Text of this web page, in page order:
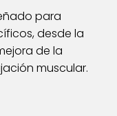
para
desde la
de la
muscular.